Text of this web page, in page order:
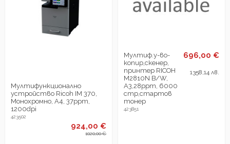
Мултифункционалнo
устройствo Ricoh IM 370,
Монохромно, A4, 37ppm,
1200dpi
423502
924,00 €
1020,00 €
Мултиф.у-во-
копир,скенер,
принтер RICOH
M2810N B/W,
A3,28ppm, 6000
стр,стартов
тонер
423851
696,00 €
1358,14 лв.